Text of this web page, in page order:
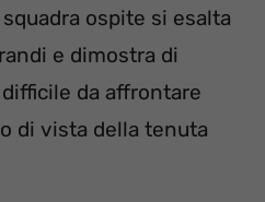
ospite si esalta
e dimostra di
da affrontare
di vista della tenuta